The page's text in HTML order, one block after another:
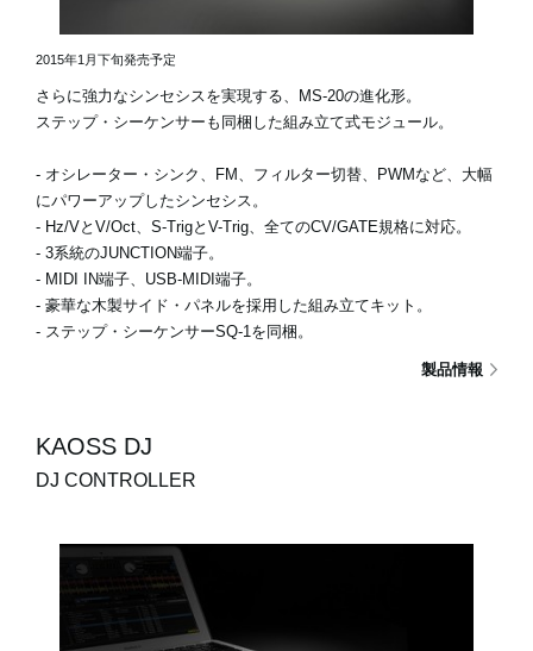
2015年1月下旬発売予定
さらに強力なシンセシスを実現する、MS-20の進化形。
ステップ・シーケンサーも同梱した組み立て式モジュール。
- オシレーター・シンク、FM、フィルター切替、PWMなど、大幅
にパワーアップしたシンセシス。
- Hz/VとV/Oct、S-TrigとV-Trig、全てのCV/GATE規格に対応。
- 3系統のJUNCTION端子。
- MIDI IN端子、USB-MIDI端子。
- 豪華な木製サイド・パネルを採用した組み立てキット。
- ステップ・シーケンサーSQ-1を同梱。
製品情報
KAOSS DJ
DJ CONTROLLER